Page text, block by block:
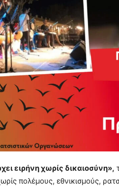
ειρήνη χωρίς δικαιοσύνη»,
πολέμους, εθνικισμούς,